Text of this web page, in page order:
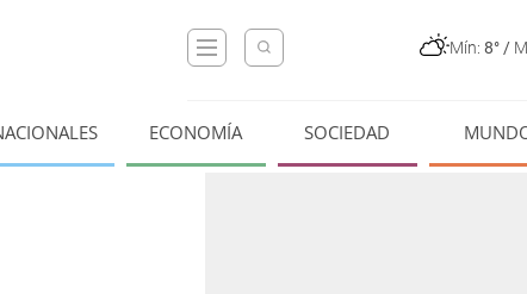
Mín: 8° /
ECONOMÍA SOCIEDAD